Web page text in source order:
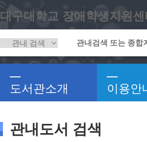
대구대학교 장애학생지원센
도서관소개 이용안
관내도서 검색